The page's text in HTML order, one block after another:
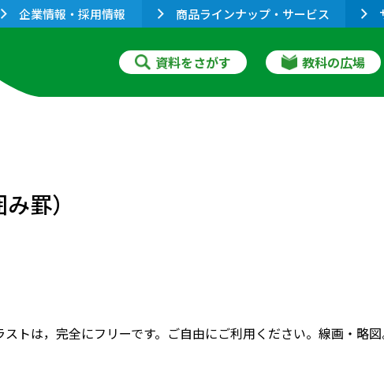
企業情報・採用情報 商品ラインナップ・サービス
資料をさがす 教科の広場
罫）
ストは，完全にフリーです。ご自由にご利用ください。線画・略図